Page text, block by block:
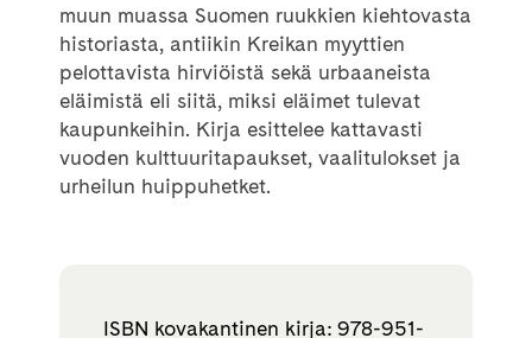
muun muassa Suomen ruukkien kiehtovasta
historiasta, antiikin Kreikan myyttien
pelottavista hirviöistä sekä urbaaneista
eläimistä eli siitä, miksi eläimet tulevat
kaupunkeihin. Kirja esittelee kattavasti
vuoden kulttuuritapaukset, vaalitulokset ja
urheilun huippuhetket.
ISBN kovakantinen kirja: 978-951-